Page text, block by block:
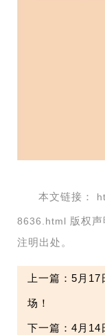
本文链接：
8636.html 版权
注明出处。
上一篇：5月
场！
下一篇：4月14